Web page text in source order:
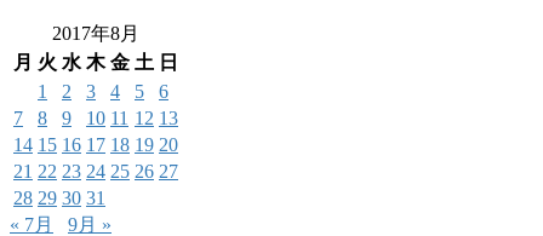
2017年8月
月 火 水 木 金 土 日
1
2 3 4 5
6
7
8 9 10 11 12 13
14 15 16 17 18 19 20
21 22 23 24 25 26 27
28 29 30 31
« 7月
9月 »